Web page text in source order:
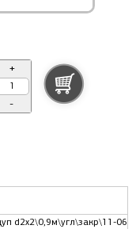
+
-
d2x2\0,9м\угл\закр\11-